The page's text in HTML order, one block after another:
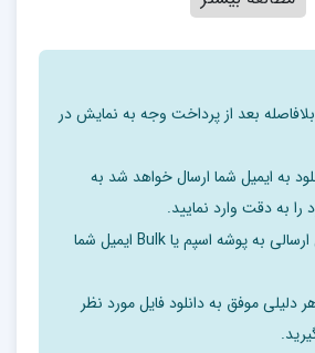
بلافاصله بعد از پرداخت وجه به نمایش در
به ایمیل شما ارسال خواهد شد به
به دقت وارد نمایید.
ممکن است ایمیل ارسالی به پوشه اسپم یا Bulk ایمیل شما
دلیلی موفق به دانلود فایل مورد نظر